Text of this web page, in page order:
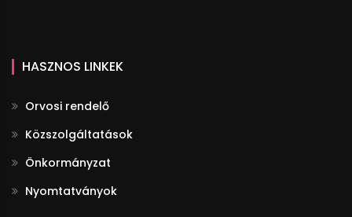
HASZNOS LINKEK
Orvosi rendelő
Közszolgáltatások
Önkormányzat
Nyomtatványok